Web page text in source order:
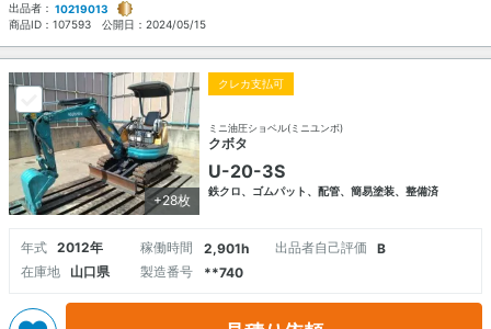
出品者： 10219013
商品ID： 107593 公開日： 2024/05/15
+28枚
クレカ支払可
ミニ油圧ショベル(ミニユンボ)
クボタ
U-20-3S
鉄クロ、ゴムパット、配管、簡易塗装、整備済
年式 2012年 稼働時間 2,901h 出品者自己評価
B
在庫地
山口県 製造番号 **740